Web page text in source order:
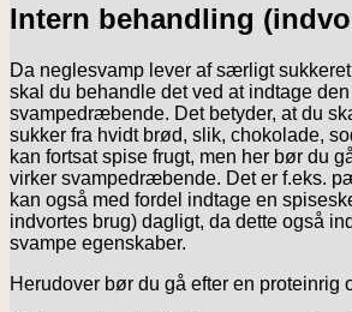
Intern behandling
Da neglesvamp lever af særligt
skal du behandle det ved at indtage
svampedræbende. Det betyder, at du
sukker fra hvidt brød, slik, chokolade,
kan fortsat spise frugt, men her bør du
virker svampedræbende. Det er f.eks.
kan også med fordel indtage en
indvortes brug) dagligt, da dette også
svampe egenskaber.
Herudover bør du gå efter en proteinrig